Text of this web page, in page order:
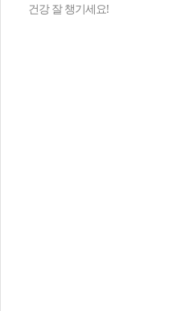
건강 잘 챙기세요!
미대